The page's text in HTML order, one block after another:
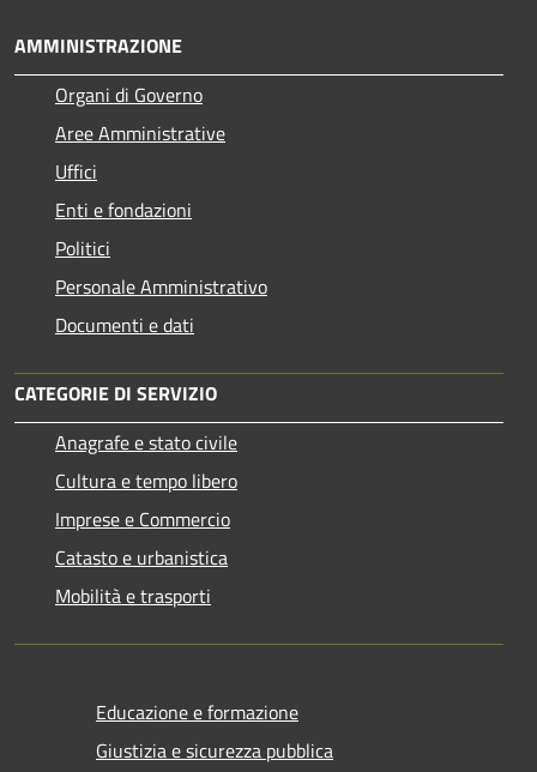
AMMINISTRAZIONE
Organi di Governo
Aree Amministrative
Uffici
Enti e fondazioni
Politici
Personale Amministrativo
Documenti e dati
CATEGORIE DI SERVIZIO
Anagrafe e stato civile
Cultura e tempo libero
Imprese e Commercio
Catasto e urbanistica
Mobilità e trasporti
Educazione e formazione
Giustizia e sicurezza pubblica